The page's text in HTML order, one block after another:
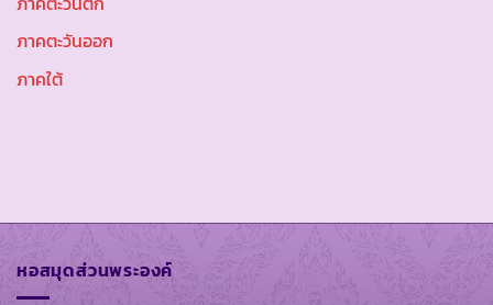
ภาคตะวันออก
ภาคใต้
หอสมุดส่วนพระองค์